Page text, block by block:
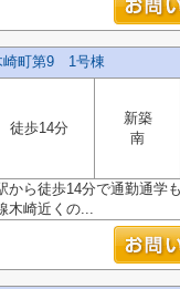
崎町第9 1号棟
徒歩14分
新築
南
から徒歩14分で通勤通学
木崎近くの...